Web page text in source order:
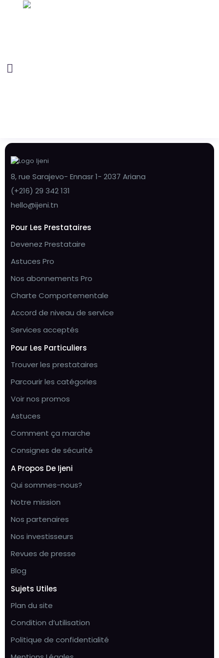
8, rue Sarajevo- Ennasr 1- 2037 Ariana
(+216) 29 342 131
hello@ijeni.tn
Pour Les Prestataires
Devenez Prestataire
Astuces Pro
Nos abonnements Pro
Charte Comportementale
Accord de niveau de service
Services acceptés
Pour Les Particuliers
Trouver les prestataires
Parcourir les catégories
Voir nos promos
Astuces
Comment ça marche
Consignes de sécurité
A Propos De Ijeni
Qui sommes-nous?
Notre mission
Nos partenaires
Nos investisseurs
Revues de presse
Blog
Sujets Utiles
Plan du site
Condition d’utilisation
Politique de confidentialité